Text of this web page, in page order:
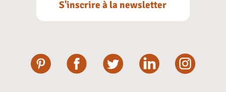
S'inscrire à la newsletter